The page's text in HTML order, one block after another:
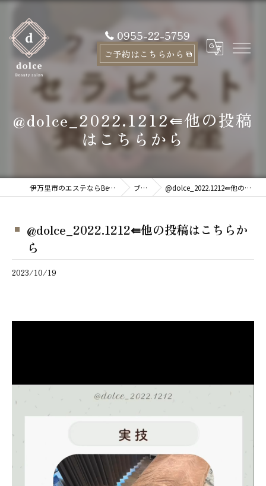
0955-22-5759
ご予約はこちらから
@dolce_2022.1212⇚他の投稿
はこちらから
伊万里市のエステならBeauty salon dolce ブログ @dolce_2022.1212⇚他の投稿はこちらから
@dolce_2022.1212⇚他の投稿はこちらか
ら
2023/10/19